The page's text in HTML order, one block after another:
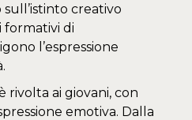
creativo
formativi di
l’espressione
rivolta ai giovani, con
emotiva. Dalla